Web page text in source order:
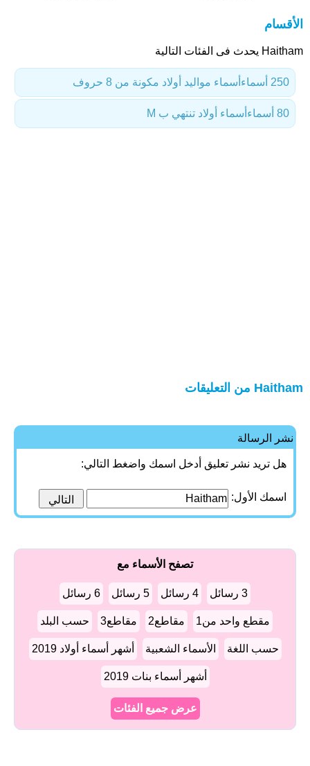
الأقسام
Haitham يحدث فى الفئات التالية
أسماء مواليد أولاد مكونة من 8 حروف 250 أسماء
أسماء أولاد تنتهي ب M 80 أسماء
Haitham من التعليقات
نشر الرسالة
هل تريد نشر تعليق أدخل اسمك واضغط التالي:
اسمك الأول:
تصفح الأسماء مع
3 رسائل 4 رسائل 5 رسائل 6 رسائل
مقطع واحد من1 مقاطع2 مقاطع3 حسب البلد
حسب اللغة الأسماء الشعبية أشهر أسماء أولاد 2019
أشهر أسماء بنات 2019
عرض جميع الفئات